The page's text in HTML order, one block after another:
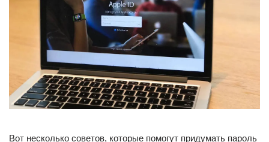
Вот несколько советов, которые помогут придумать пароль